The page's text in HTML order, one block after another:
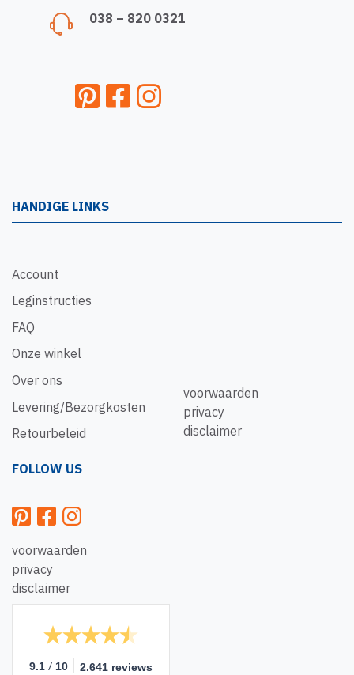
038 – 820 0321
HANDIGE LINKS
Account
Leginstructies
FAQ
Onze winkel
Over ons
Levering/Bezorgkosten
Retourbeleid
voorwaarden
privacy
disclaimer
FOLLOW US
voorwaarden
privacy
disclaimer
9.1 / 10 2.641 reviews